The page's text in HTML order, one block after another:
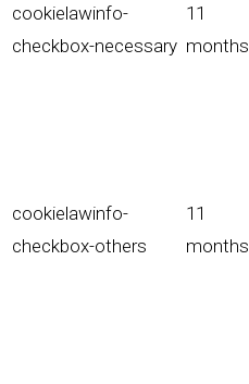
cookielawinfo-
checkbox-necessary
11
months
cookielawinfo-
checkbox-others
11
months